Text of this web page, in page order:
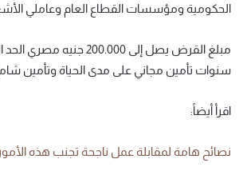
الحكومية ومؤسسات القطاع العام وعاملي
سنوات تأمين مجاني على مدى الحياة وتأمين
اقرأ أيضاً:
نصائح هامة لمقابلة عمل ناجحة تجنب هذه